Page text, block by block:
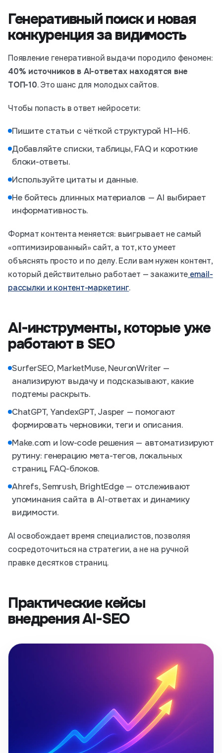
Генеративный поиск и новая
конкуренция за видимость
Появление генеративной выдачи породило феномен:
40% источников в AI-ответах находятся вне
ТОП-10. Это шанс для молодых сайтов.
Чтобы попасть в ответ нейросети:
Пишите статьи с чёткой структурой H1–H6.
Добавляйте списки, таблицы, FAQ и короткие
блоки-ответы.
Используйте цитаты и данные.
Не бойтесь длинных материалов — AI выбирает
информативность.
Формат контента меняется: выигрывает не самый
«оптимизированный» сайт, а тот, кто умеет
объяснять просто и по делу. Если вам нужен контент,
который действительно работает — закажите email-
рассылки и контент-маркетинг.
AI-инструменты, которые уже
работают в SEO
SurferSEO, MarketMuse, NeuronWriter —
анализируют выдачу и подсказывают, какие
подтемы раскрыть.
ChatGPT, YandexGPT, Jasper — помогают
формировать черновики, теги и описания.
Make.com и low-code решения — автоматизируют
рутину: генерацию мета-тегов, локальных
страниц, FAQ-блоков.
Ahrefs, Semrush, BrightEdge — отслеживают
упоминания сайта в AI-ответах и динамику
видимости.
AI освобождает время специалистов, позволяя
сосредоточиться на стратегии, а не на ручной
правке десятков страниц.
Практические кейсы
внедрения AI-SEO